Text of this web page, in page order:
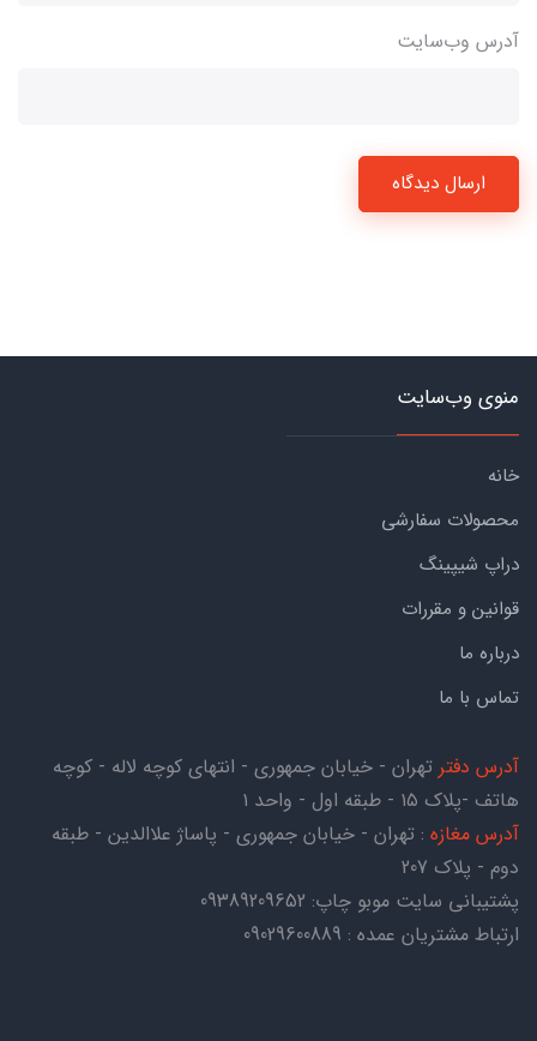
آدرس وب‌سایت
ارسال دیدگاه
منوی وب‌سایت
خانه
محصولات سفارشی
دراپ شیپینگ
قوانین و مقررات
درباره ما
تماس با ما
آدرس دفتر تهران - خیابان جمهوری - انتهای کوچه لاله - کوچه
هاتف -پلاک ۱۵ - طبقه اول - واحد ۱
آدرس مغازه : تهران - خیابان جمهوری - پاساژ علاالدین - طبقه
دوم - پلاک 207
پشتیبانی سایت موبو چاپ: 09389209652
ارتباط مشتریان عمده : 09029600889